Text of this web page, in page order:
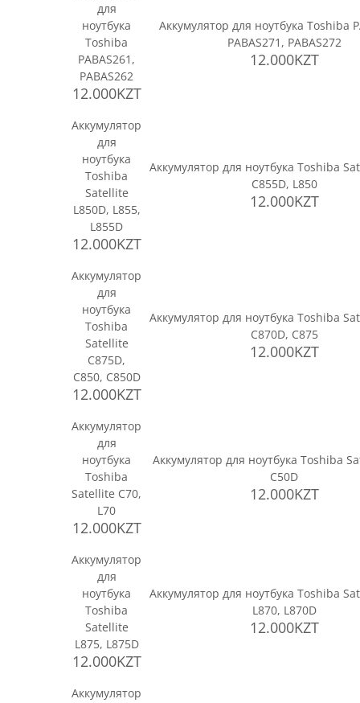
для
ноутбука
Toshiba
PABAS261,
PABAS262
12.000KZT
Аккумулятор для ноутбука Toshiba
PABAS271, PABAS272
12.000KZT
Аккумулятор
для
ноутбука
Toshiba
Satellite
L850D, L855,
L855D
12.000KZT
Аккумулятор для ноутбука Toshiba
C855D, L850
12.000KZT
Аккумулятор
для
ноутбука
Toshiba
Satellite
C875D,
C850, C850D
12.000KZT
Аккумулятор для ноутбука Toshiba
C870D, C875
12.000KZT
Аккумулятор
для
ноутбука
Toshiba
Satellite C70,
L70
12.000KZT
Аккумулятор для ноутбука Toshiba
C50D
12.000KZT
Аккумулятор
для
ноутбука
Toshiba
Satellite
L875, L875D
12.000KZT
Аккумулятор для ноутбука Toshiba
L870, L870D
12.000KZT
Аккумулятор